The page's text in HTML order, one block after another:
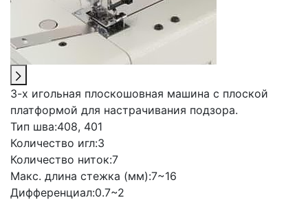
3-х игольная плоскошовная машина с плоской
платформой для настрачивания подзора.
Тип шва:408, 401
Количество игл:3
Количество ниток:7
Макс. длина стежка (мм):7~16
Дифференциал:0.7~2